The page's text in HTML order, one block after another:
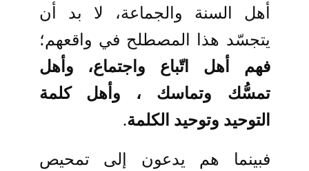
أهل السنة والجماعة، لا بد أن
يتجسّد هذا المصطلح في واقعهم؛
فهم أهل اتّباع واجتماع، وأهل
تمسُّك وتماسك ، وأهل كلمة
التوحيد وتوحيد الكلمة.
فبينما هم يدعون إلى تمحيص